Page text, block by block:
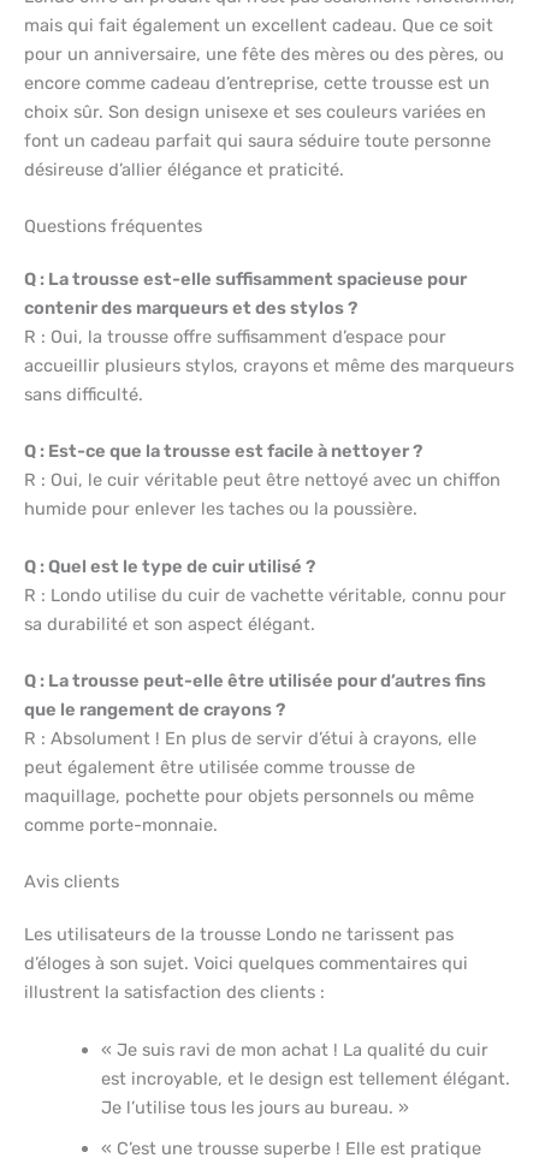
mais qui fait également un excellent cadeau. Que ce soit
pour un anniversaire, une fête des mères ou des pères, ou
encore comme cadeau d’entreprise, cette trousse est un
choix sûr. Son design unisexe et ses couleurs variées en
font un cadeau parfait qui saura séduire toute personne
désireuse d’allier élégance et praticité.
Questions fréquentes
Q : La trousse est-elle suffisamment spacieuse pour
contenir des marqueurs et des stylos ?
R : Oui, la trousse offre suffisamment d’espace pour
accueillir plusieurs stylos, crayons et même des marqueurs
sans difficulté.
Q : Est-ce que la trousse est facile à nettoyer ?
R : Oui, le cuir véritable peut être nettoyé avec un chiffon
humide pour enlever les taches ou la poussière.
Q : Quel est le type de cuir utilisé ?
R : Londo utilise du cuir de vachette véritable, connu pour
sa durabilité et son aspect élégant.
Q : La trousse peut-elle être utilisée pour d’autres fins
que le rangement de crayons ?
R : Absolument ! En plus de servir d’étui à crayons, elle
peut également être utilisée comme trousse de
maquillage, pochette pour objets personnels ou même
comme porte-monnaie.
Avis clients
Les utilisateurs de la trousse Londo ne tarissent pas
d’éloges à son sujet. Voici quelques commentaires qui
illustrent la satisfaction des clients :
« Je suis ravi de mon achat ! La qualité du cuir
est incroyable, et le design est tellement élégant.
Je l’utilise tous les jours au bureau. »
« C’est une trousse superbe ! Elle est pratique